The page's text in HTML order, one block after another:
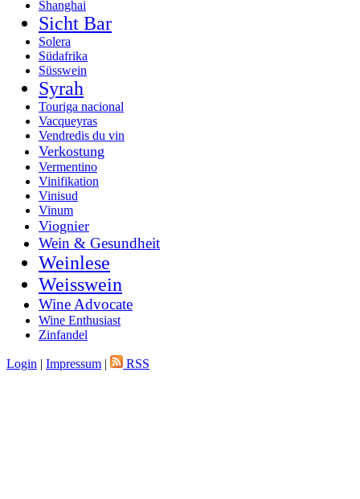
Shanghai
Sicht Bar
Solera
Südafrika
Süsswein
Syrah
Touriga nacional
Vacqueyras
Vendredis du vin
Verkostung
Vermentino
Vinifikation
Vinisud
Vinum
Viognier
Wein & Gesundheit
Weinlese
Weisswein
Wine Advocate
Wine Enthusiast
Zinfandel
Login | Impressum | RSS